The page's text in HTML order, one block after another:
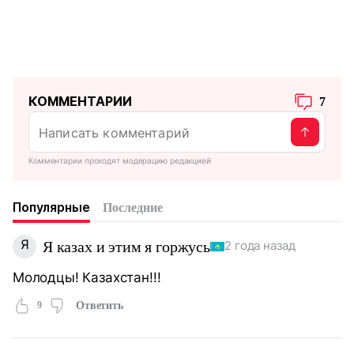
КОММЕНТАРИИ 7
Комментарии проходят модерацию редакцией
Популярные Последние
Я Я казах и этим я горжусь 2 года назад
Молодцы! Казахстан!!!
9 Ответить